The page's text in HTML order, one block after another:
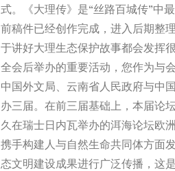
式。《大理传》是“丝路百城传”中
前稿件已经创作完成，进入后期整
于讲好大理生态保护故事都会发挥
全会后举办的重要活动，您作为与
中国外文局、云南省人民政府与中
办三届。在前三届基础上，本届论
久在瑞士日内瓦举办的洱海论坛欧
携手构建人与自然生命共同体方面
态文明建设成果进行广泛传播，这